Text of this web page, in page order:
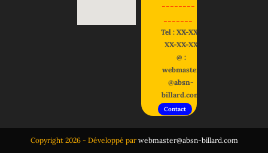
--------
-------
Tel : XX-XX-
XX-XX-XX
@ :
webmaster
@absn-
billard.com
Contact
Copyright 2026 - Développé par webmaster@absn-billard.com